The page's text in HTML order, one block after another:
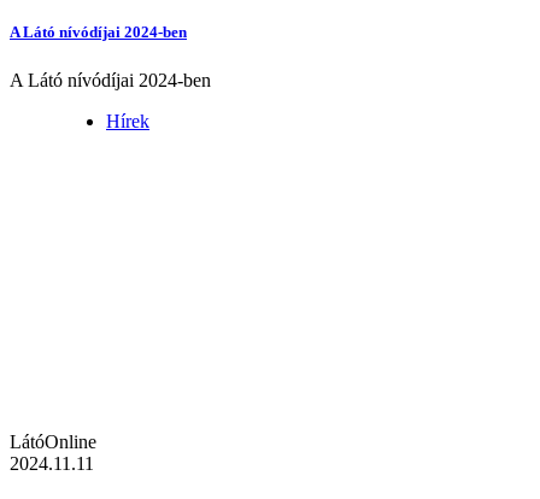
A Látó nívódíjai 2024-ben
A Látó nívódíjai 2024-ben
Hírek
LátóOnline
2024.11.11